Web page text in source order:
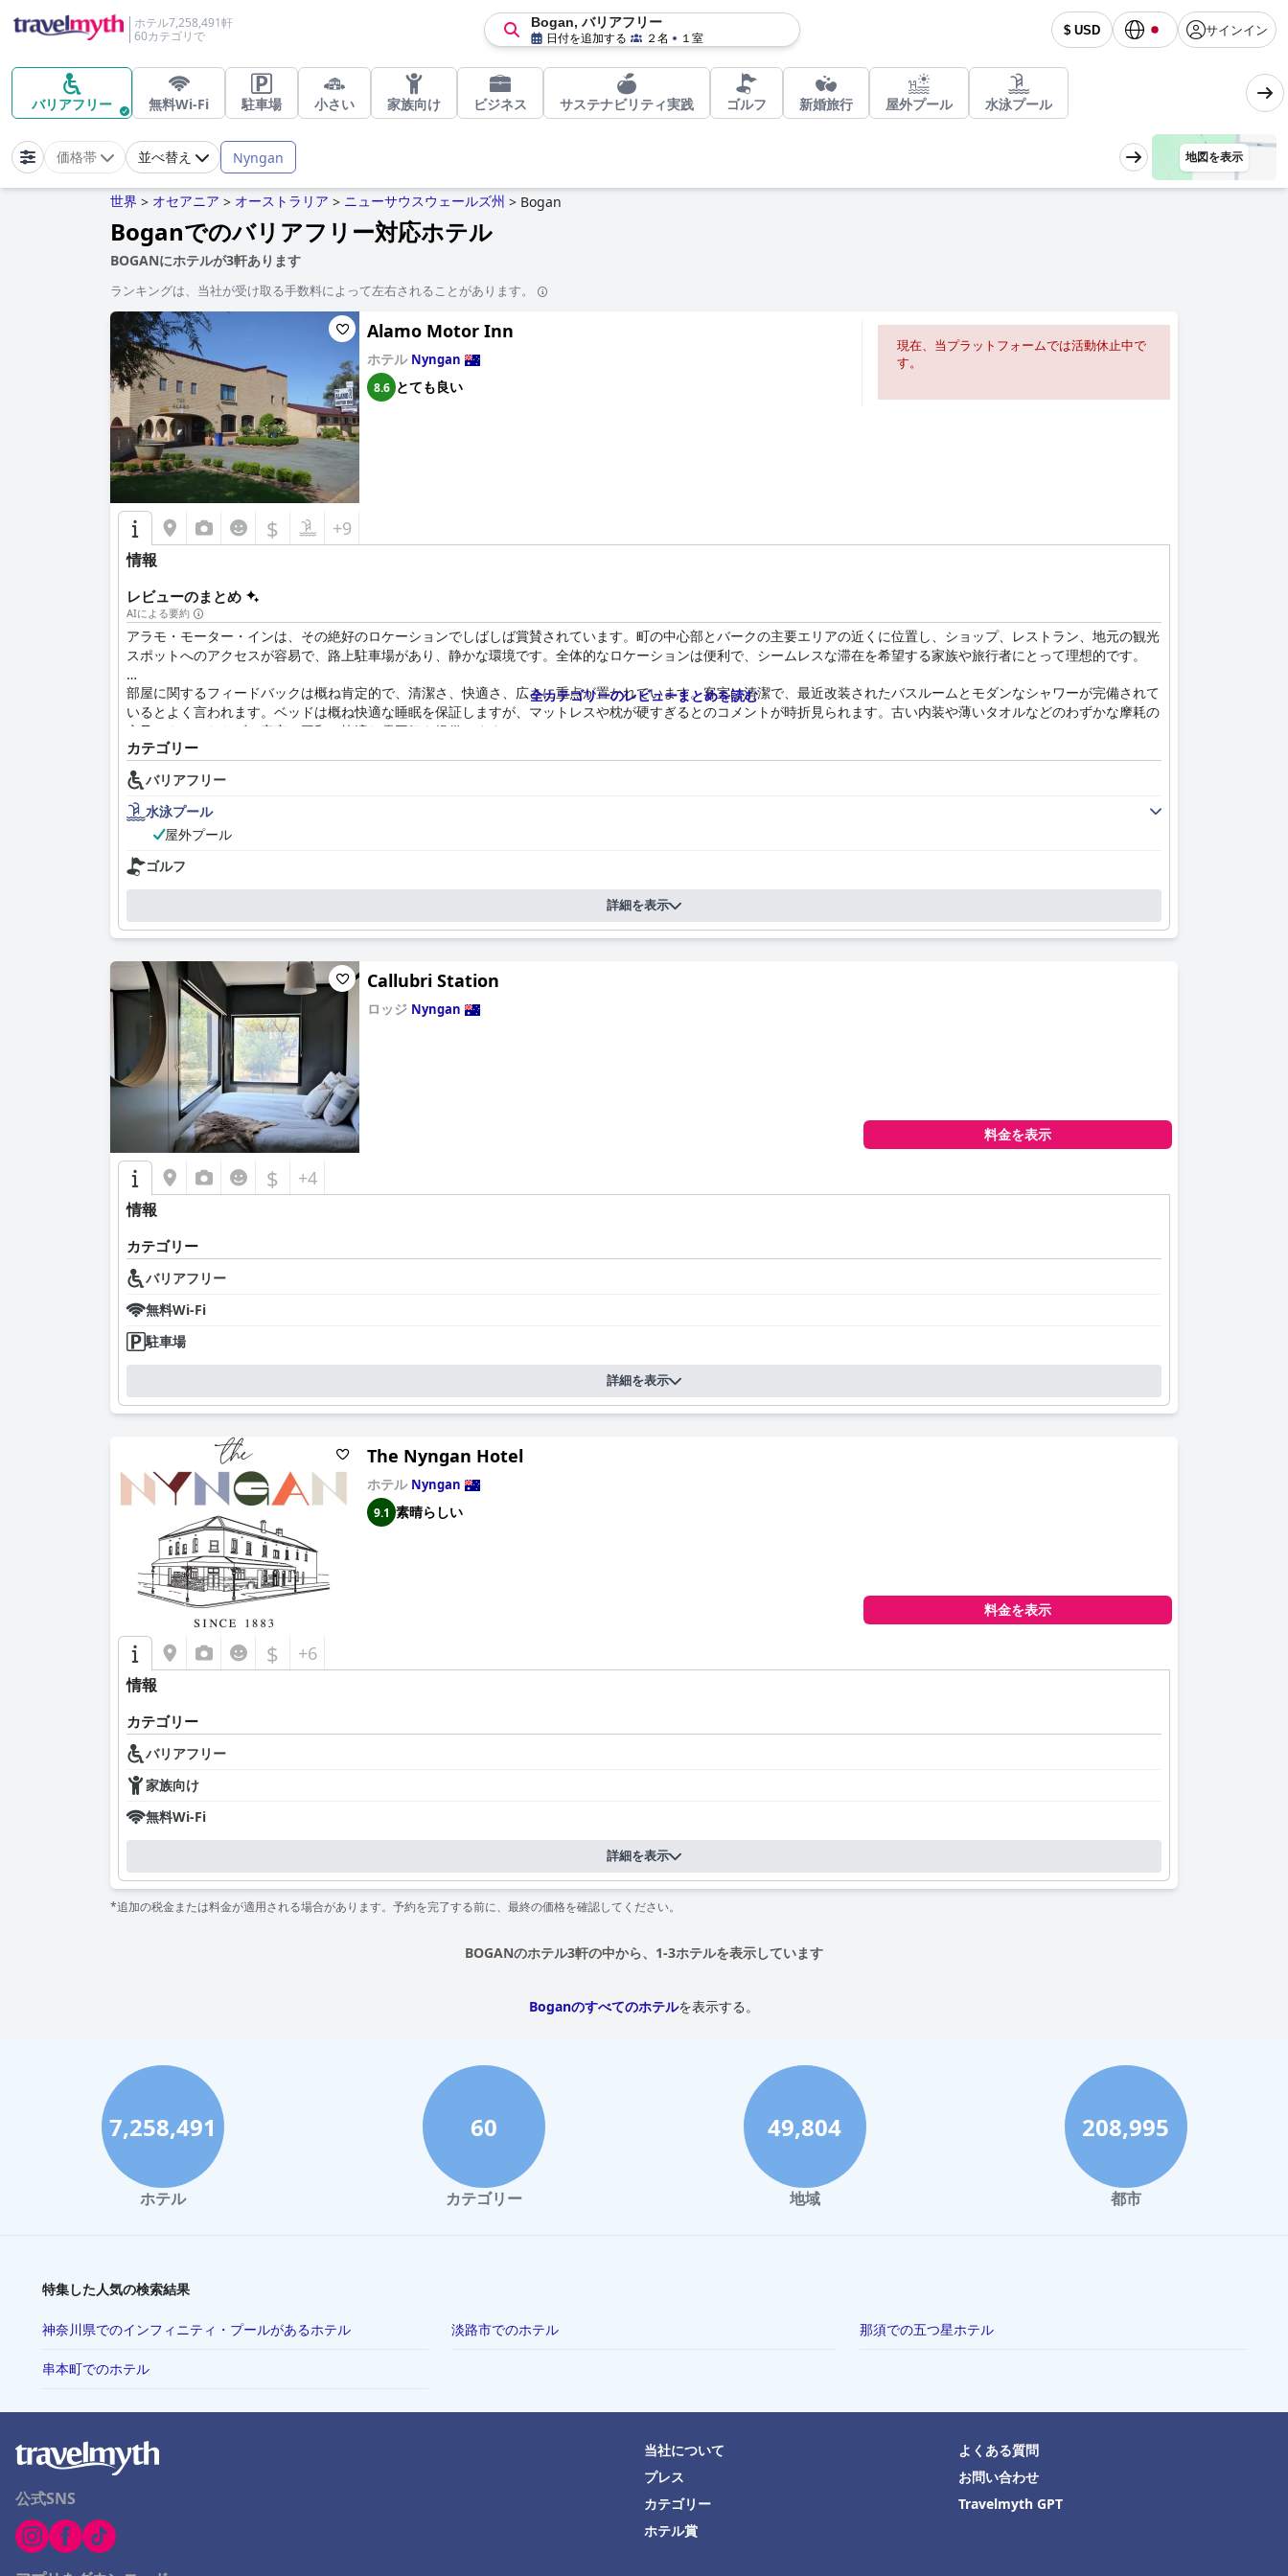
ホテル7,258,491軒
60カテゴリで
$ USD サインイン
Bogan, バリアフリー
日付を追加する ２名 １室
バリアフリー 無料Wi-Fi 駐車場 小さい 家族向け ビジネス サステナビリティ実践 ゴルフ 新婚旅行 屋外プール 水泳プール
価格帯 並べ替え Nyngan 地図を表示
世界 > オセアニア > オーストラリア > ニューサウスウェールズ州 > Bogan
Boganでのバリアフリー対応ホテル
BOGANにホテルが3軒あります
ランキングは、当社が受け取る手数料によって左右されることがあります。
Alamo Motor Inn
ホテル Nyngan
8.6 とても良い
現在、当プラットフォームでは活動休止中で
す。
$ +9
情報
レビューのまとめ
AIによる要約
アラモ・モーター・インは、その絶好のロケーションでしばしば賞賛されています。町の中心部とバークの主要エリアの近くに位置し、ショップ、レストラン、地元の観光
スポットへのアクセスが容易で、路上駐車場があり、静かな環境です。全体的なロケーションは便利で、シームレスな滞在を希望する家族や旅行者にとって理想的です。
部屋に関するフィードバックは概ね肯定的で、清潔さ、快適さ、広さに重点が置かれています。客室は清潔で、最近改装されたバスルームとモダンなシャワーが完備されて
いるとよく言われます。ベッドは概ね快適な睡眠を保証しますが、マットレスや枕が硬すぎるとのコメントが時折見られます。古い内装や薄いタオルなどのわずかな摩耗の
言及にもかかわらず、客室は平和で快適な雰囲気を提供します。
清潔さはアラモ・モーター・インの強みであり、ゲストは手入れの行き届いた施設、特にバスルームとプールを頻繁に指摘します。プールは、さわやかで清潔であると評さ
れ、利用可能性とメンテナンスの問題が時折あるにもかかわらず、施設の魅力を高めています。
歓迎的で親切なフロントデスクチームを含む、スタッフによる卓越したサービスは、一貫して際立っています。ゲストは、オーナーからの心からのもてなしと、スムーズで
快適な滞在を確保するための努力に感謝しています。
全体として、アラモ・モーター・インは、便利なロケーションで清潔さ、快適さ、優れたサービスを求める旅行者にとって信頼できる選択肢です。内装とアメニティの小さ
全カテゴリーのレビューまとめを読む
カテゴリー
バリアフリー
水泳プール
屋外プール
ゴルフ
詳細を表示
Callubri Station
ロッジ Nyngan
料金を表示
$ +4
情報
カテゴリー
バリアフリー
無料Wi-Fi
駐車場
詳細を表示
The Nyngan Hotel
ホテル Nyngan
9.1 素晴らしい
料金を表示
$ +6
情報
カテゴリー
バリアフリー
家族向け
無料Wi-Fi
詳細を表示
*追加の税金または料金が適用される場合があります。予約を完了する前に、最終の価格を確認してください。
BOGANのホテル3軒の中から、1-3ホテルを表示しています
Boganのすべてのホテルを表示する。
7,258,491
ホテル
60
カテゴリー
49,804
地域
208,995
都市
特集した人気の検索結果
神奈川県でのインフィニティ・プールがあるホテル 淡路市でのホテル 那須での五つ星ホテル
串本町でのホテル
公式SNS
当社について
プレス
カテゴリー
ホテル賞
よくある質問
お問い合わせ
Travelmyth GPT